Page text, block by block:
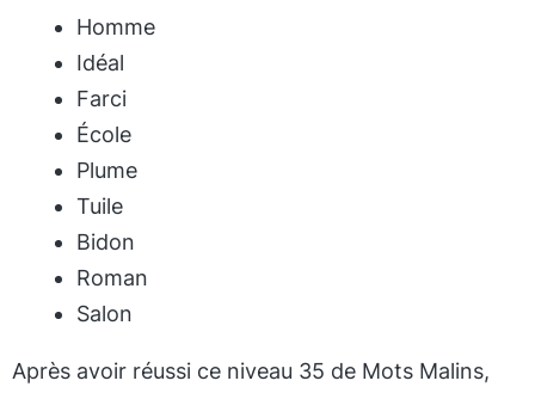
Homme
Idéal
Farci
École
Plume
Tuile
Bidon
Roman
Salon
Après avoir réussi ce niveau 35 de Mots Malins,